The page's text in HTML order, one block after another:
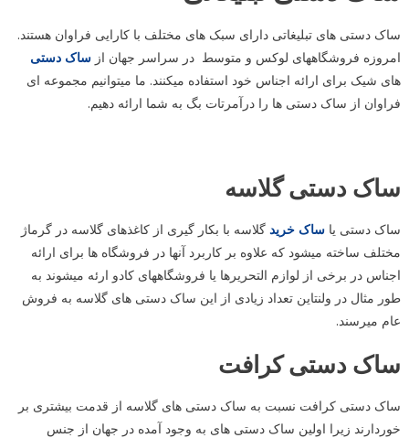
ساک دستی های تبلیغاتی دارای سبک های مختلف با کارایی فراوان هستند.
امروزه فروشگاههای لوکس و متوسط در سراسر جهان از ساک دستی
های شیک برای ارائه اجناس خود استفاده میکنند. ما میتوانیم مجموعه ای
فراوان از ساک دستی ها را درآمرتات بگ به شما ارائه دهیم.
ساک دستی گلاسه
ساک دستی یا ساک خریدگلاسه با بکار گیری از کاغذهای گلاسه در گرماژ
مختلف ساخته میشود که علاوه بر کاربرد آنها در فروشگاه ها برای ارائه
اجناس در برخی از لوازم التحریرها یا فروشگاههای کادو ارئه میشوند به
طور مثال در ولنتاین تعداد زیادی از این ساک دستی های گلاسه به فروش
عام میرسند.
ساک دستی کرافت
ساک دستی کرافت نسبت به ساک دستی های گلاسه از قدمت بیشتری بر
خوردارند زیرا اولین ساک دستی های به وجود آمده در جهان از جنس